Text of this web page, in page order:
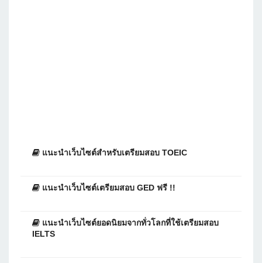
แนะนำเว็บไซต์สำหรับเตรียมสอบ TOEIC
แนะนำเว็บไซต์เตรียมสอบ GED ฟรี !!
แนะนำเว็บไซต์ยอดนิยมจากทั่วโลกที่ใช้เตรียมสอบ
IELTS